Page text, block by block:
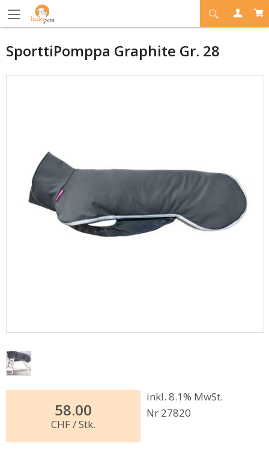
SporttiPomppa Graphite Gr. 28
58.00
CHF/ Stk.
inkl. 8.1% MwSt.
Nr 27820